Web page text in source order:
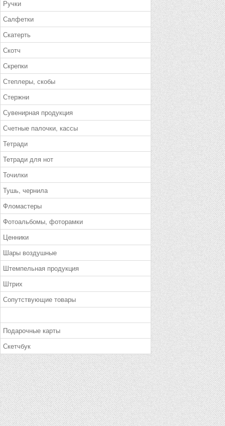
Ручки
Салфетки
Скатерть
Скотч
Скрепки
Степлеры, скобы
Стержни
Сувенирная продукция
Счетные палочки, кассы
Тетради
Тетради для нот
Точилки
Тушь, чернила
Фломастеры
Фотоальбомы, фоторамки
Ценники
Шары воздушные
Штемпельная продукция
Штрих
Сопутствующие товары
Подарочные карты
Скетчбук